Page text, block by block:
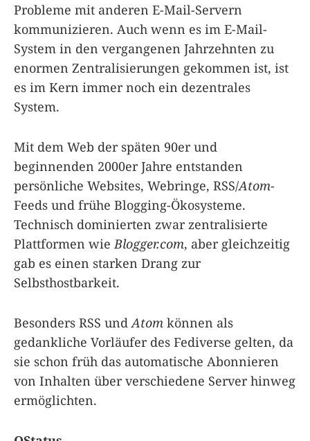
Probleme mit anderen E-Mail-Servern
kommunizieren. Auch wenn es im E-Mail-
System in den vergangenen Jahrzehnten zu
enormen Zentralisierungen gekommen ist, ist
es im Kern immer noch ein dezentrales
System.
Mit dem Web der späten 90er und
beginnenden 2000er Jahre entstanden
persönliche Websites, Webringe, RSS/Atom-
Feeds und frühe Blogging-Ökosysteme.
Technisch dominierten zwar zentralisierte
Plattformen wie Blogger.com, aber gleichzeitig
gab es einen starken Drang zur
Selbsthostbarkeit.
Besonders RSS und Atom können als
gedankliche Vorläufer des Fediverse gelten, da
sie schon früh das automatische Abonnieren
von Inhalten über verschiedene Server hinweg
ermöglichten.